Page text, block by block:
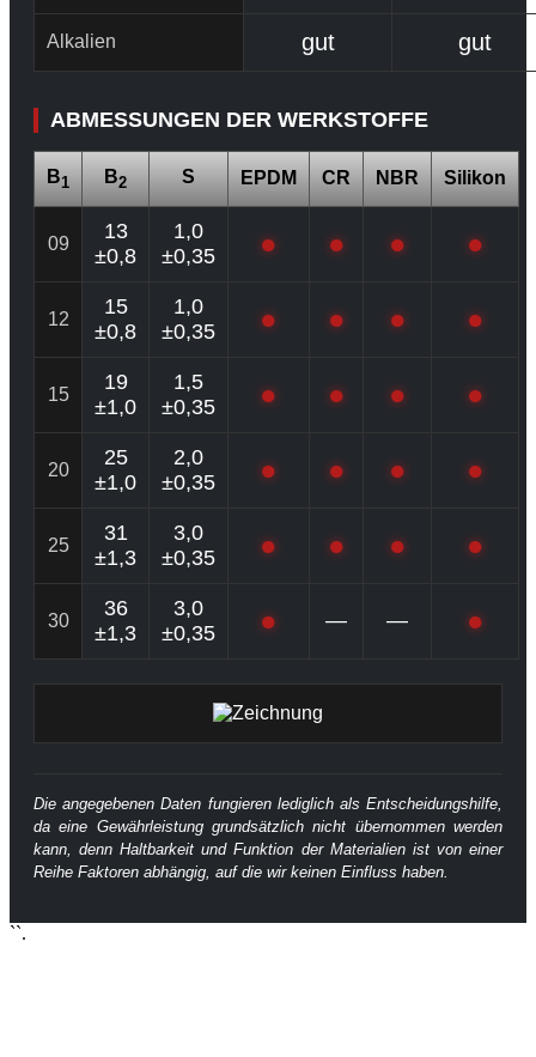
Alkalien gut gut
ABMESSUNGEN DER WERKSTOFFE
B1 B2 S EPDM CR NBR Silikon
09
13
±0,8
1,0
±0,35
● ● ● ●
12
15
±0,8
1,0
±0,35
● ● ● ●
15
19
±1,0
1,5
±0,35
● ● ● ●
20
25
±1,0
2,0
±0,35
● ● ● ●
25
31
±1,3
3,0
±0,35
● ● ● ●
30
36
±1,3
3,0
±0,35
● — — ●
Die angegebenen Daten fungieren lediglich als Entscheidungshilfe,
da eine Gewährleistung grundsätzlich nicht übernommen werden
kann, denn Haltbarkeit und Funktion der Materialien ist von einer
Reihe Faktoren abhängig, auf die wir keinen Einfluss haben.
``.